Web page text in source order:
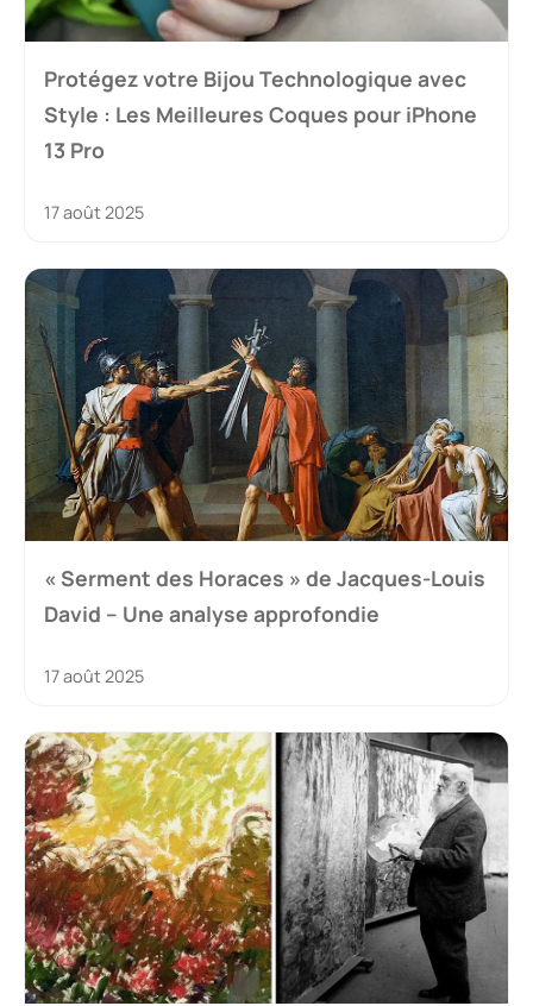
Protégez votre Bijou Technologique avec
Style : Les Meilleures Coques pour iPhone
13 Pro
17 août 2025
« Serment des Horaces » de Jacques-Louis
David – Une analyse approfondie
17 août 2025